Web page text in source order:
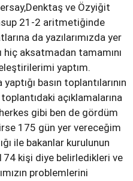
ve Özyiğit
21-2 aritmetiğinde
da yazılarımızda yer
hiç aksatmadan tamamını
yaptım.
basın toplantılarının
açıklamalarına
gibi ben de gördüm
175 gün yer vereceğim
ile bakanlar kurulunun
kişi diye belirledikleri ve
problemlerini